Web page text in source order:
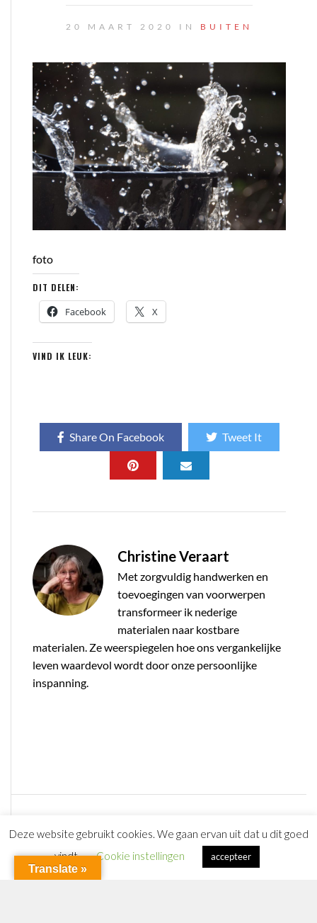
20 MAART 2020 IN BUITEN
foto
DIT DELEN:
Facebook X
VIND IK LEUK:
Share On Facebook Tweet It
Christine Veraart
Met zorgvuldig handwerken en
toevoegingen van voorwerpen
transformeer ik nederige
materialen naar kostbare
materialen. Ze weerspiegelen hoe ons vergankelijke
leven waardevol wordt door onze persoonlijke
inspanning.
© Copyright 2020 Arsis Bergen op Zoom - Theme by ThemeGoods
Deze website gebruikt cookies. We gaan ervan uit dat u dit goed
vindt.
Cookie instellingen accepteer
Translate »